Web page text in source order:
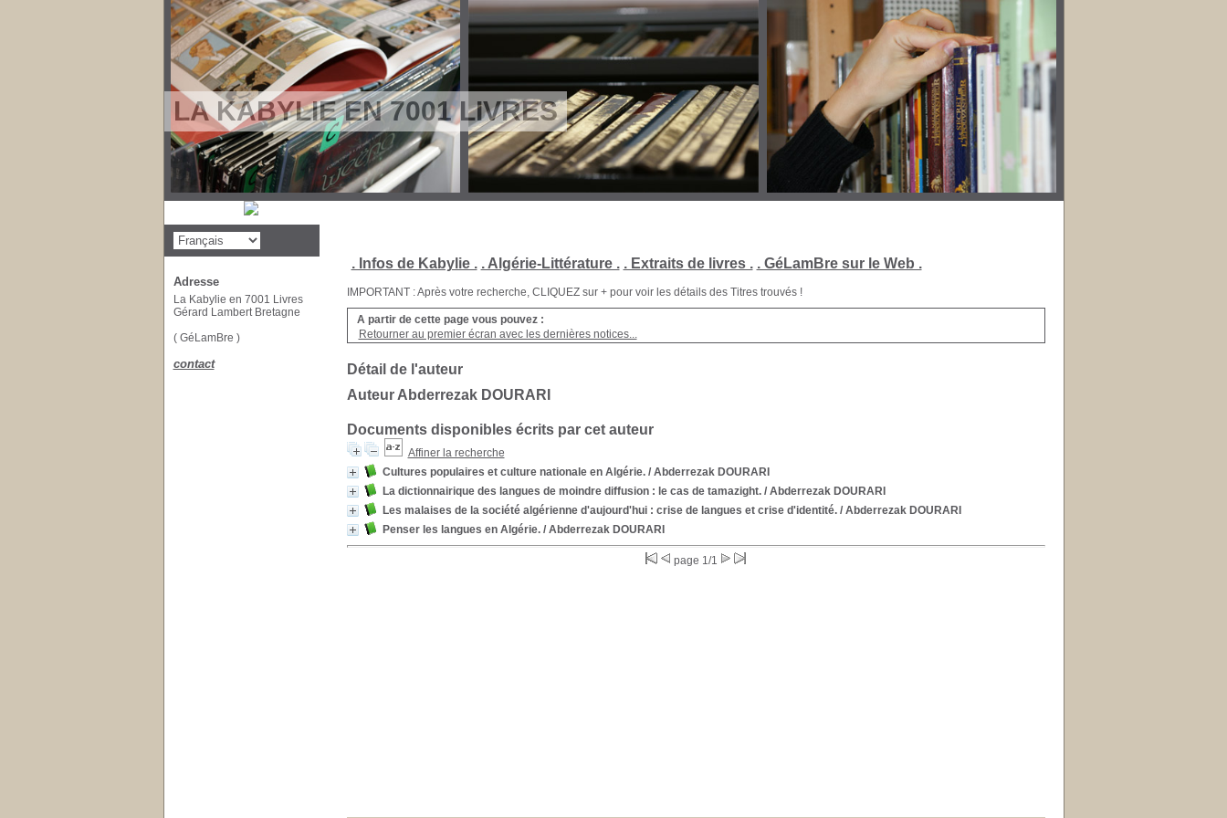
LA KABYLIE EN 7001 LIVRES
. Infos de Kabylie . . Algérie-Littérature . . Extraits de livres . . GéLamBre sur le Web .
IMPORTANT : Après votre recherche, CLIQUEZ sur + pour voir les détails des Titres trouvés !
A partir de cette page vous pouvez :
Retourner au premier écran avec les dernières notices...
Détail de l'auteur
Auteur Abderrezak DOURARI
Documents disponibles écrits par cet auteur
Affiner la recherche
Cultures populaires et culture nationale en Algérie./ Abderrezak DOURARI
La dictionnairique des langues de moindre diffusion : le cas de tamazight./ Abderrezak DOURARI
Les malaises de la société algérienne d'aujourd'hui : crise de langues et crise d'identité./ Abderrezak DOURARI
Penser les langues en Algérie./ Abderrezak DOURARI
page 1/1
Adresse
La Kabylie en 7001 Livres
Gérard Lambert Bretagne
( GéLamBre )
contact